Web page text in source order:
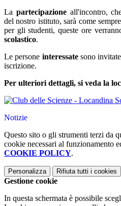
La partecipazioneall'incontro,
del nostro istituto, sarà come sempre
per gli studenti, queste ore
scolastico.
Le persone interessatesono
iscrizione.
Per ulteriori dettagli, si veda la
Notizie
Questo sito o gli strumenti terzi da
cookie necessari al funzionamento
COOKIE POLICY.
Personalizza Rifiuta tutti i cookies
Gestione cookie
In questa schermata è possibile